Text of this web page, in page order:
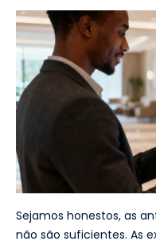
Sejamos honestos, as
não são suficientes. As